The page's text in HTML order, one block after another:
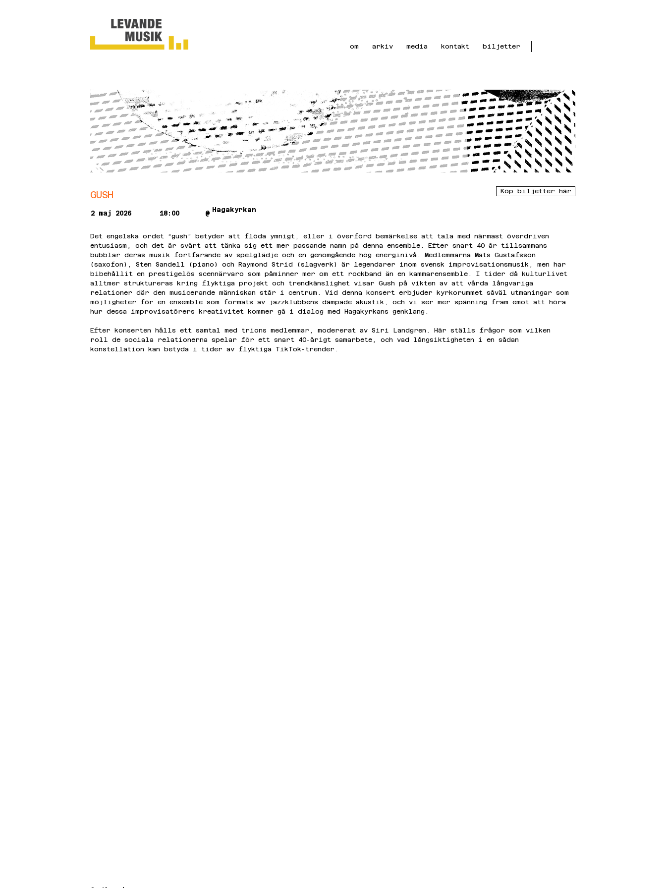
om arkiv media kontakt biljetter
GUSH Köp biljetter här
2 maj 2026 18:00 @ Hagakyrkan
Det engelska ordet “gush” betyder att flöda ymnigt, eller i överförd bemärkelse att tala med närmast överdriven
entusiasm, och det är svårt att tänka sig ett mer passande namn på denna ensemble. Efter snart 40 år tillsammans
bubblar deras musik fortfarande av spelglädje och en genomgående hög energinivå. Medlemmarna Mats Gustafsson
(saxofon), Sten Sandell (piano) och Raymond Strid (slagverk) är legendarer inom svensk improvisationsmusik, men har
bibehållit en prestigelös scennärvaro som påminner mer om ett rockband än en kammarensemble. I tider då kulturlivet
alltmer struktureras kring flyktiga projekt och trendkänslighet visar Gush på vikten av att vårda långvariga
relationer där den musicerande människan står i centrum. Vid denna konsert erbjuder kyrkorummet såväl utmaningar som
möjligheter för en ensemble som formats av jazzklubbens dämpade akustik, och vi ser mer spänning fram emot att höra
hur dessa improvisatörers kreativitet kommer gå i dialog med Hagakyrkans genklang.
Efter konserten hålls ett samtal med trions medlemmar, modererat av Siri Landgren. Här ställs frågor som vilken
roll de sociala relationerna spelar för ett snart 40-årigt samarbete, och vad långsiktigheten i en sådan
konstellation kan betyda i tider av flyktiga TikTok-trender.